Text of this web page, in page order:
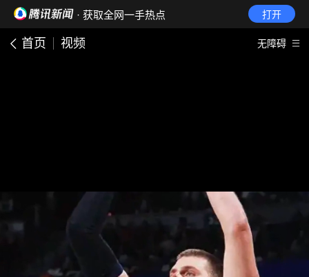
· 获取全网一手热点 打开
首页 视频 无障碍